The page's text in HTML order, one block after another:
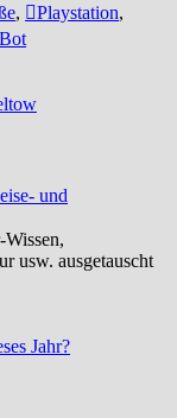
, Playstation,
und
usw. ausgetauscht
Jahr?